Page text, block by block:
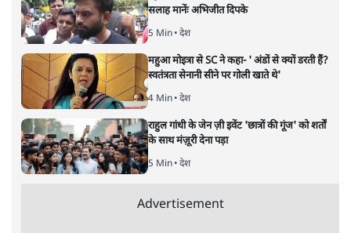
यह बजट नीतिगत नतीजों से ज़्यादा घोषणाओं पर टिका क्यों दिखता
है? आंकड़ों, ज़मीनी हकीकत और वादों के बीच घोषणा-प्रधान बजट
की आलोचनात्मक पड़ताल।
केंद्रीय वित्तमंत्री निर्मला सीतारमण द्वारा
2026—27 का केंद्रीय बजट बीजेपी और प्रधानमंत्री नरेंद्र मोदी
द्वारा साल 2014 में जारी घोषणा पत्र की तरह वायदों का पुलिंदा
है। बजट में अधिकांश योजनाओं का साल—दो साल में तो
दुर्लभ खनिज गलियारे से लेकर नए जलमार्गों के विकास तक